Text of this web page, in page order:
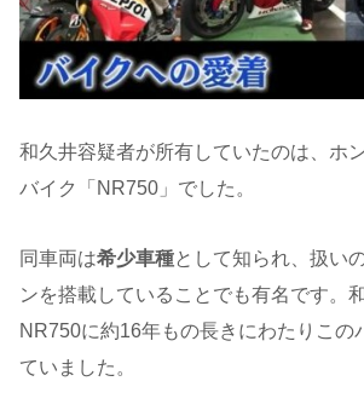
和久井容疑者が所有していたのは、ホ
バイク「NR750」でした。
同車両は希少車種として知られ、扱い
ンを搭載していることでも有名です。
NR750に約16年もの長きにわたりこの
ていました。